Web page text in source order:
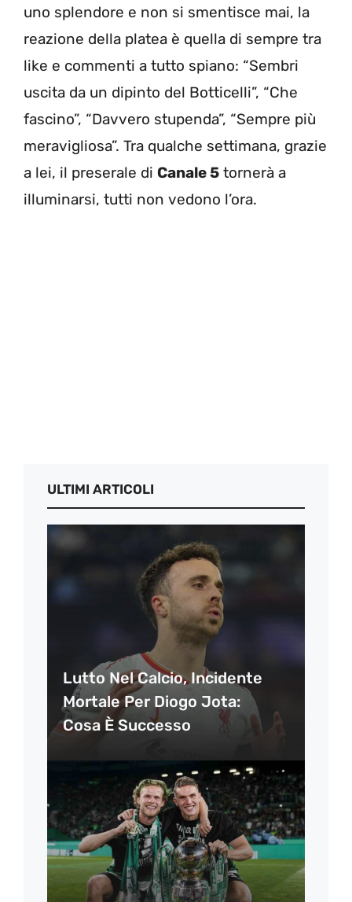
uno splendore e non si smentisce mai, la
reazione della platea è quella di sempre tra
like e commenti a tutto spiano: “Sembri
uscita da un dipinto del Botticelli”, “Che
fascino”, “Davvero stupenda”, “Sempre più
meravigliosa”. Tra qualche settimana, grazie
a lei, il preserale di Canale 5 tornerà a
illuminarsi, tutti non vedono l’ora.
ULTIMI ARTICOLI
Lutto Nel Calcio, Incidente
Mortale Per Diogo Jota:
Cosa È Successo